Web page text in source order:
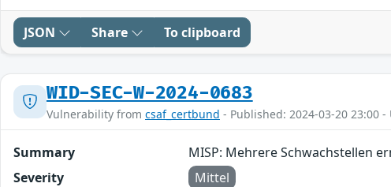
JSON Share To clipboard
WID-SEC-W-2024-0683
Vulnerability from csaf_certbund - Published: 2024-03-20 23:00
Summary
MISP: Mehrere Schwachstellen
Severity
Mittel